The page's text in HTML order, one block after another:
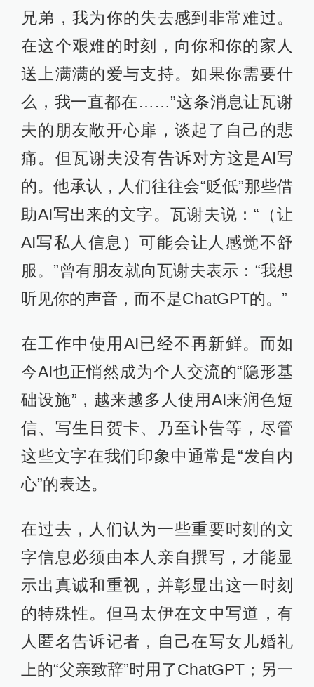
兄弟，我为你的失去感到非常难过。
在这个艰难的时刻，向你和你的家人
送上满满的爱与支持。如果你需要什
么，我一直都在……”这条消息让瓦谢
夫的朋友敞开心扉，谈起了自己的悲
痛。但瓦谢夫没有告诉对方这是AI写
的。他承认，人们往往会“贬低”那些借
助AI写出来的文字。瓦谢夫说：“（让
AI写私人信息）可能会让人感觉不舒
服。”曾有朋友就向瓦谢夫表示：“我想
听见你的声音，而不是ChatGPT的。”
在工作中使用AI已经不再新鲜。而如
今AI也正悄然成为个人交流的“隐形基
础设施”，越来越多人使用AI来润色短
信、写生日贺卡、乃至讣告等，尽管
这些文字在我们印象中通常是“发自内
心”的表达。
在过去，人们认为一些重要时刻的文
字信息必须由本人亲自撰写，才能显
示出真诚和重视，并彰显出这一时刻
的特殊性。但马太伊在文中写道，有
人匿名告诉记者，自己在写女儿婚礼
上的“父亲致辞”时用了ChatGPT；另一